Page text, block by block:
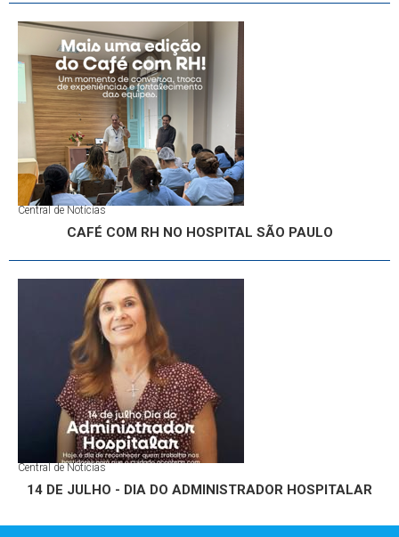
Central de Notícias
CAFÉ COM RH NO HOSPITAL SÃO PAULO
Central de Notícias
14 DE JULHO - DIA DO ADMINISTRADOR HOSPITALAR